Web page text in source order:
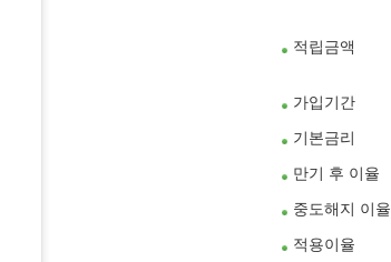
적립금액
가입기간
기본금리
만기 후 이율
중도해지 이율
적용이율